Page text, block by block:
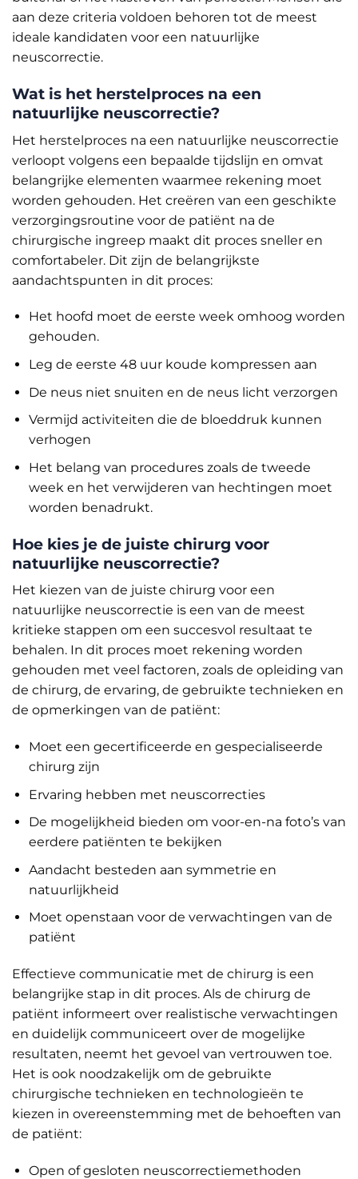
aan deze criteria voldoen behoren tot de meest
ideale kandidaten voor een natuurlijke
neuscorrectie.
Wat is het herstelproces na een
natuurlijke neuscorrectie?
Het herstelproces na een natuurlijke neuscorrectie
verloopt volgens een bepaalde tijdslijn en omvat
belangrijke elementen waarmee rekening moet
worden gehouden. Het creëren van een geschikte
verzorgingsroutine voor de patiënt na de
chirurgische ingreep maakt dit proces sneller en
comfortabeler. Dit zijn de belangrijkste
aandachtspunten in dit proces:
Het hoofd moet de eerste week omhoog worden
gehouden.
Leg de eerste 48 uur koude kompressen aan
De neus niet snuiten en de neus licht verzorgen
Vermijd activiteiten die de bloeddruk kunnen
verhogen
Het belang van procedures zoals de tweede
week en het verwijderen van hechtingen moet
worden benadrukt.
Hoe kies je de juiste chirurg voor
natuurlijke neuscorrectie?
Het kiezen van de juiste chirurg voor een
natuurlijke neuscorrectie is een van de meest
kritieke stappen om een succesvol resultaat te
behalen. In dit proces moet rekening worden
gehouden met veel factoren, zoals de opleiding van
de chirurg, de ervaring, de gebruikte technieken en
de opmerkingen van de patiënt:
Moet een gecertificeerde en gespecialiseerde
chirurg zijn
Ervaring hebben met neuscorrecties
De mogelijkheid bieden om voor-en-na foto’s van
eerdere patiënten te bekijken
Aandacht besteden aan symmetrie en
natuurlijkheid
Moet openstaan voor de verwachtingen van de
patiënt
Effectieve communicatie met de chirurg is een
belangrijke stap in dit proces. Als de chirurg de
patiënt informeert over realistische verwachtingen
en duidelijk communiceert over de mogelijke
resultaten, neemt het gevoel van vertrouwen toe.
Het is ook noodzakelijk om de gebruikte
chirurgische technieken en technologieën te
kiezen in overeenstemming met de behoeften van
de patiënt:
Open of gesloten neuscorrectiemethoden